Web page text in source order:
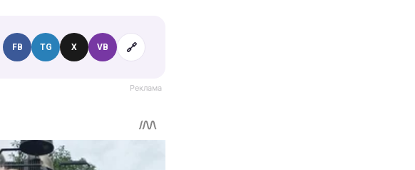
FB TG X VB 🔗